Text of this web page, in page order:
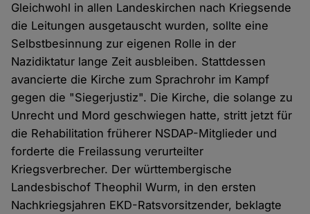
Gleichwohl in allen Landeskirchen nach Kriegsende
die Leitungen ausgetauscht wurden, sollte eine
Selbstbesinnung zur eigenen Rolle in der
Nazidiktatur lange Zeit ausbleiben. Stattdessen
avancierte die Kirche zum Sprachrohr im Kampf
gegen die "Siegerjustiz". Die Kirche, die solange zu
Unrecht und Mord geschwiegen hatte, stritt jetzt für
die Rehabilitation früherer NSDAP-Mitglieder und
forderte die Freilassung verurteilter
Kriegsverbrecher. Der württembergische
Landesbischof Theophil Wurm, in den ersten
Nachkriegsjahren EKD-Ratsvorsitzender, beklagte